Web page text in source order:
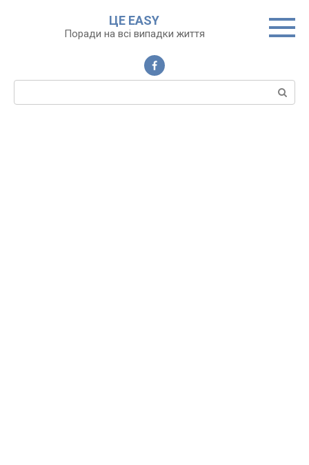
ЦЕ EASY
Поради на всі випадки життя
Пошук: